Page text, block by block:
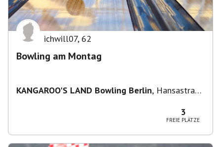
ichwill07, 62
Bowling am Montag
KANGAROO'S LAND Bowling Berlin, Hansastraße
3
FREIE PLÄTZE